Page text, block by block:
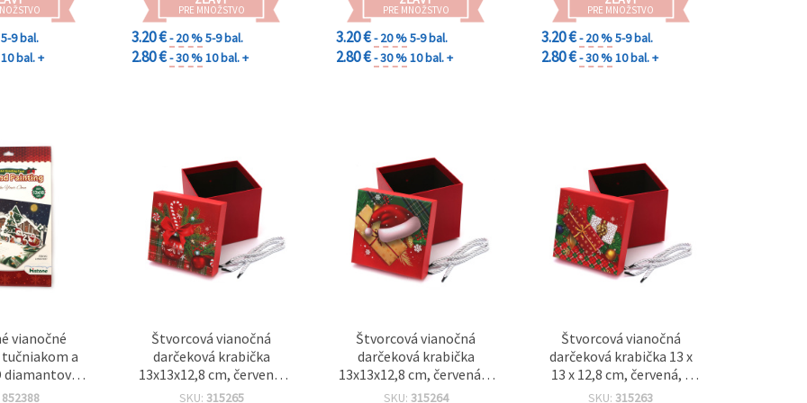
5-9 bal.
10 bal. +
PRE MNOŽSTVO
3.20 €- 20 %5-9 bal.
2.80 €- 30 %10 bal. +
PRE MNOŽSTVO
3.20 €- 20 %5-9 bal.
2.80 €- 30 %10 bal. +
PRE MNOŽSTVO
3.20 €- 20 %5-9 bal.
2.80 €- 30 %10 bal. +
vianočné
a
diamantová
852388
Štvorcová vianočná
darčeková krabička
13x13x12,8 cm, červená,
so slávnostným
SKU: 315265
Štvorcová vianočná
darčeková krabička
13x13x12,8 cm, červená, s
motívom čiapky Santa
SKU: 315264
Štvorcová vianočná
darčeková krabička 13 x
13 x 12,8 cm, červená, s
darčekom v balení
SKU:315263